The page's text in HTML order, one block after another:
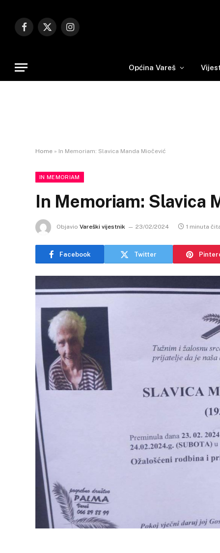
Facebook
X
Instagram
Općina Vareš
Home » In Memoriam: Slavica Manda Miočević
IN MEMORIAM
In Memoriam: Slavica
Objavio Vareški vijestnik 23/02/2024 1 minuta
Facebook Twitter